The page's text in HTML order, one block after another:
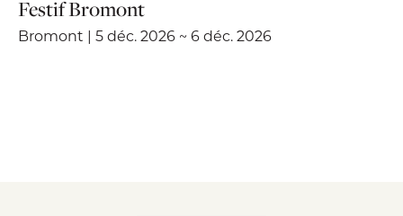
Festif Bromont
Bromont | 5 déc. 2026 ~ 6 déc. 2026